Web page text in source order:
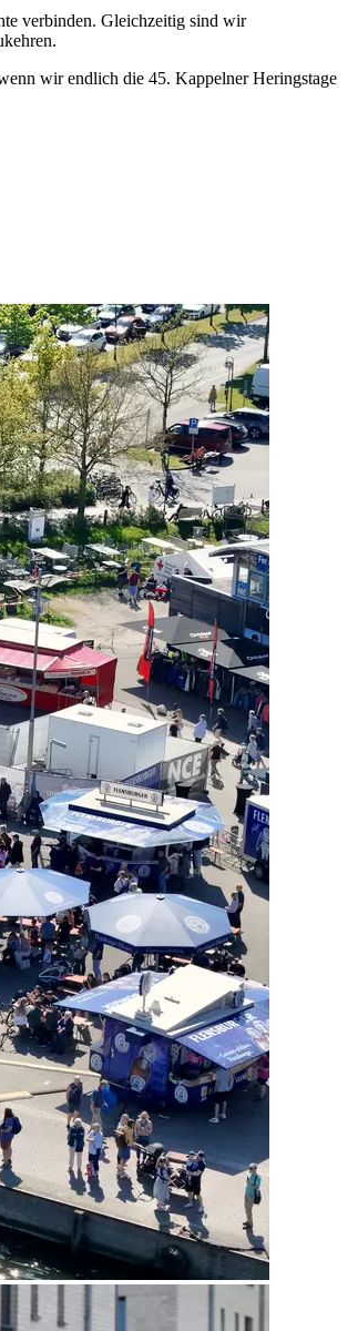
verbinden. Gleichzeitig sind wir
wir endlich die 45. Kappelner Heringstage